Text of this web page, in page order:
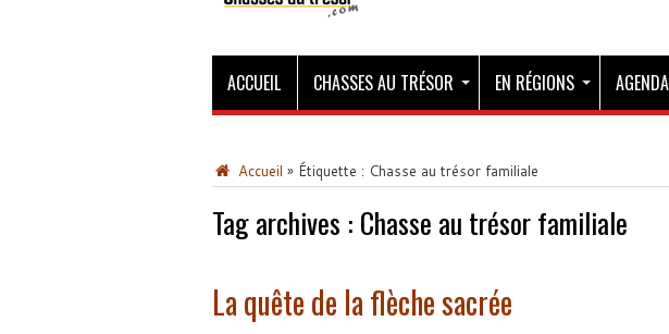
ACCUEIL CHASSES AU TRÉSOR EN RÉGIONS AGENDA
Accueil » Étiquette : Chasse au trésor familiale
Tag archives : Chasse au trésor familiale
La quête de la flèche sacrée